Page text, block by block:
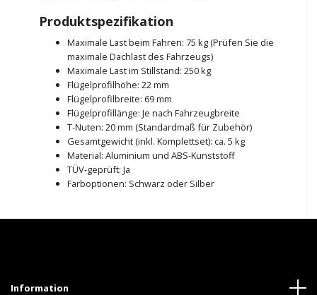
Produktspezifikation
Maximale Last beim Fahren: 75 kg (Prüfen Sie die
maximale Dachlast des Fahrzeugs)
Maximale Last im Stillstand: 250 kg
Flügelprofilhöhe: 22 mm
Flügelprofilbreite: 69 mm
Flügelprofillänge: Je nach Fahrzeugbreite
T-Nuten: 20 mm (Standardmaß für Zubehör)
Gesamtgewicht (inkl. Komplettset): ca. 5 kg
Material: Aluminium und ABS-Kunststoff
TÜV-geprüft: Ja
Farboptionen: Schwarz oder Silber
Information